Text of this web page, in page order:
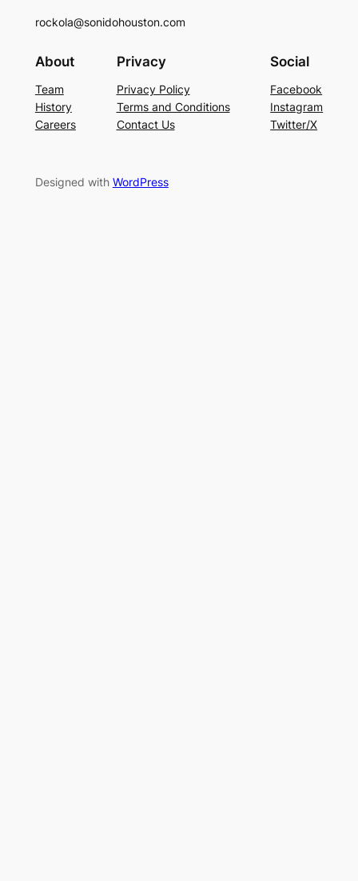
rockola@sonidohouston.com
About
Team
History
Careers
Privacy
Privacy Policy
Terms and Conditions
Contact Us
Social
Facebook
Instagram
Twitter/X
Designed with WordPress